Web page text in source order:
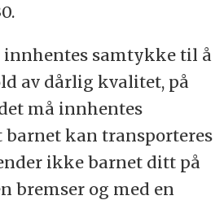
innhentes samtykke til å
av dårlig kvalitet, på
må innhentes
kan transporteres
ikke barnet ditt på
bremser og med en